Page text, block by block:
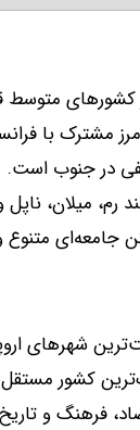
کشورهای متوسط
مرز مشترک با
در جنوب است.
میلان، ناپل
متنوع
شهرهای
کشور
فرهنگ و تاریخ